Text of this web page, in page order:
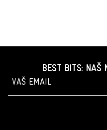
BEST BITS: NAŠ